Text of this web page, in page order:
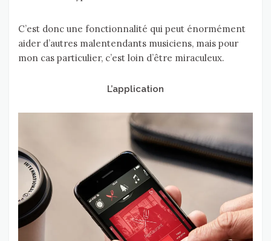
C’est donc une fonctionnalité qui peut énormément
aider d’autres malentendants musiciens, mais pour
mon cas particulier, c’est loin d’être miraculeux.
L’application